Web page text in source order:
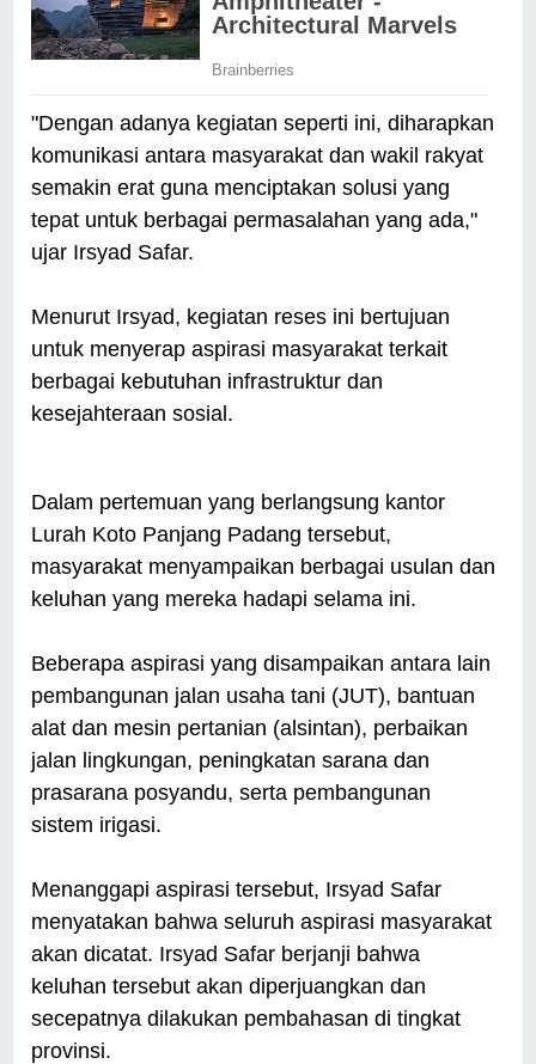
"Dengan adanya kegiatan seperti ini, diharapkan
komunikasi antara masyarakat dan wakil rakyat
semakin erat guna menciptakan solusi yang
tepat untuk berbagai permasalahan yang ada,"
ujar Irsyad Safar.
Menurut Irsyad, kegiatan reses ini bertujuan
untuk menyerap aspirasi masyarakat terkait
berbagai kebutuhan infrastruktur dan
kesejahteraan sosial.
Dalam pertemuan yang berlangsung kantor
Lurah Koto Panjang Padang tersebut,
masyarakat menyampaikan berbagai usulan dan
keluhan yang mereka hadapi selama ini.
Beberapa aspirasi yang disampaikan antara lain
pembangunan jalan usaha tani (JUT), bantuan
alat dan mesin pertanian (alsintan), perbaikan
jalan lingkungan, peningkatan sarana dan
prasarana posyandu, serta pembangunan
sistem irigasi.
Menanggapi aspirasi tersebut, Irsyad Safar
menyatakan bahwa seluruh aspirasi masyarakat
akan dicatat. Irsyad Safar berjanji bahwa
keluhan tersebut akan diperjuangkan dan
secepatnya dilakukan pembahasan di tingkat
provinsi.